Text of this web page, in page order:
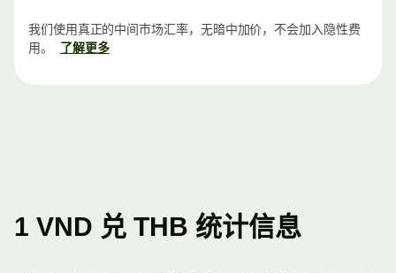
我们使用真正的中间市场汇率，无暗中加价，不会加入隐性费
用。
了解更多
1 VND 兑 THB 统计信息